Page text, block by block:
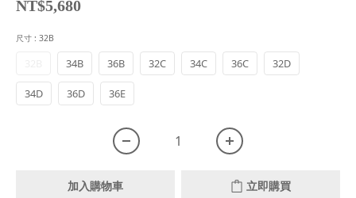
NT$5,680
尺寸 : 32B
34B 36B 32C 34C 36C 32D
34D 36D 36E
加入購物車 立即購買